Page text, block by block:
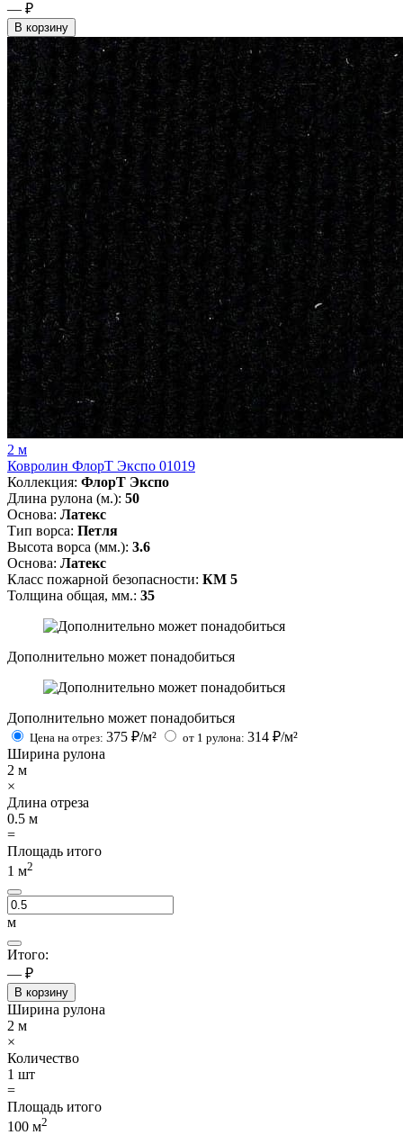
— ₽
В корзину
2 м
Ковролин ФлорТ Экспо 01019
Коллекция: ФлорТ Экспо
Длина рулона (м.): 50
Основа: Латекс
Тип ворса: Петля
Высота ворса (мм.): 3.6
Основа: Латекс
Класс пожарной безопасности: КМ 5
Толщина общая, мм.: 35
Дополнительно может понадобиться
Дополнительно может понадобиться
Цена на отрез: 375 ₽/м² от 1 рулона: 314 ₽/м²
Ширина рулона
2 м
×
Длина отреза
0.5 м
=
Площадь итого
1 м2
м
Итого:
— ₽
В корзину
Ширина рулона
2 м
×
Количество
1 шт
=
Площадь итого
100 м2